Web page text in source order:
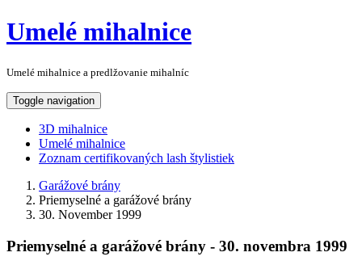
Umelé mihalnice
Umelé mihalnice a predlžovanie mihalníc
Toggle navigation
3D mihalnice
Umelé mihalnice
Zoznam certifikovaných lash štylistiek
Garážové brány
Priemyselné a garážové brány
30. November 1999
Priemyselné a garážové brány - 30. novembra 1999